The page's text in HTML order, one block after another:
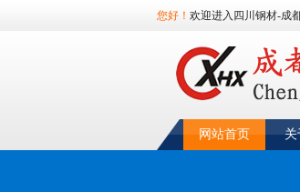
您好！ 欢迎进入四川钢材-成
网站首页 关